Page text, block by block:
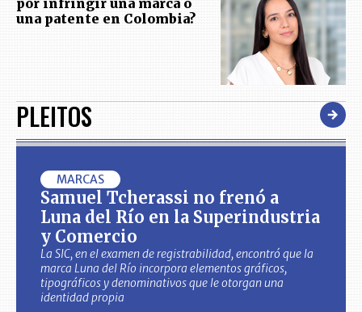
por infringir una marca o
una patente en Colombia?
PLEITOS
MARCAS
Samuel Tcherassi no frenó a
Luna del Río en la Superindustria
y Comercio
La SIC, en el examen de registrabilidad, encontró que la
marca Luna del Río incorpora elementos gráficos,
tipográficos y denominativos que le otorgan una
identidad propia